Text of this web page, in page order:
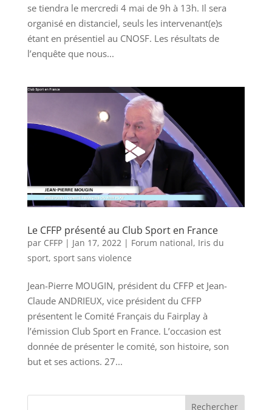
se tiendra le mercredi 4 mai de 9h à 13h. Il sera
organisé en distanciel, seuls les intervenant(e)s
étant en présentiel au CNOSF. Les résultats de
l’enquête que nous...
Le CFFP présenté au Club Sport en France
par CFFP| Jan 17, 2022 | Forum national, Iris du
sport, sport sans violence
Jean-Pierre MOUGIN, président du CFFP et Jean-
Claude ANDRIEUX, vice président du CFFP
présentent le Comité Français du Fairplay à
l’émission Club Sport en France. L’occasion est
donnée de présenter le comité, son histoire, son
but et ses actions. 27...
Rechercher